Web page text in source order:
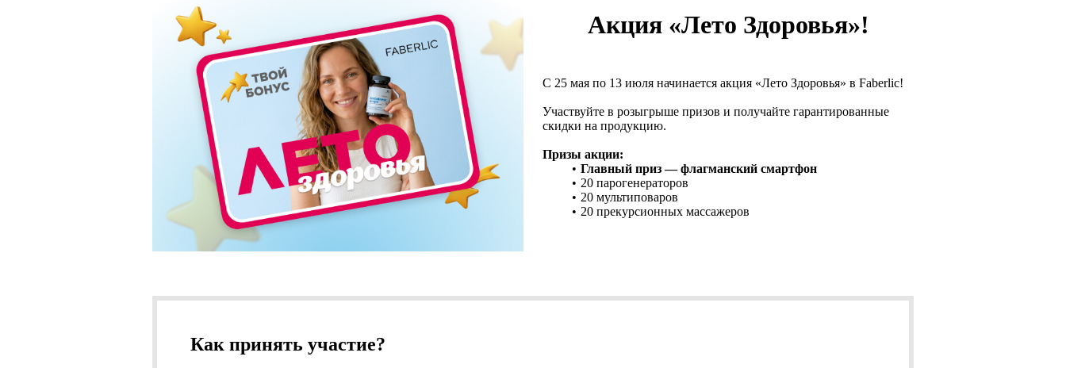
Акция «Лето Здоровья»!
С 25 мая по 13 июля начинается акция «Лето Здоровья» в Faberlic!
Участвуйте в розыгрыше призов и получайте гарантированные
скидки на продукцию.
Призы акции:
Главный приз — флагманский смартфон
20 парогенераторов
20 мультиповаров
20 прекурсионных массажеров
Как принять участие?